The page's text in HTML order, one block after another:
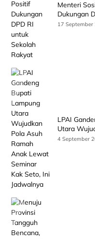
Menteri
Dukungan
Rakyat
17 September
LPAI
Utara
Anak Lewat
4 September